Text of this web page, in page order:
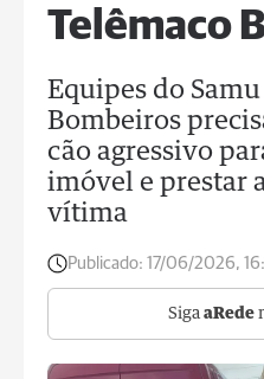
Telêmaco
Equipes do
Bombeiros
cão agressivo
imóvel e prestar
vítima
Publicado: 17/06/2026,
Siga aRede